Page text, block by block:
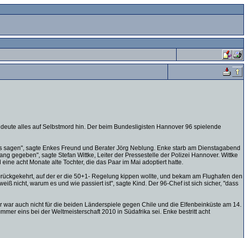
alles auf Selbstmord hin. Der beim Bundesligisten Hannover 96 spielende
sagte Enkes Freund und Berater Jörg Neblung. Enke starb am Dienstagabend
gegeben", sagte Stefan Wittke, Leiter der Pressestelle der Polizei Hannover. Wittke
acht Monate alte Tochter, die das Paar im Mai adoptiert hatte.
auf der er die 50+1- Regelung kippen wollte, und bekam am Flughafen den
nicht, warum es und wie passiert ist", sagte Kind. Der 96-Chef ist sich sicher, "dass
auch nicht für die beiden Länderspiele gegen Chile und die Elfenbeinküste am 14.
eins bei der Weltmeisterschaft 2010 in Südafrika sei. Enke bestritt acht